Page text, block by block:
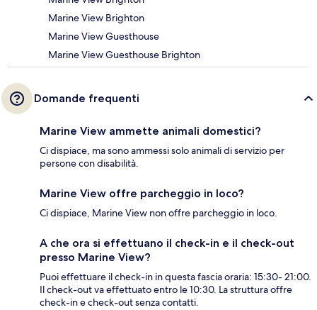
Marine View Brighton
Marine View Guesthouse
Marine View Guesthouse Brighton
Domande frequenti
Marine View ammette animali domestici?
Ci dispiace, ma sono ammessi solo animali di servizio per
persone con disabilità.
Marine View offre parcheggio in loco?
Ci dispiace, Marine View non offre parcheggio in loco.
A che ora si effettuano il check-in e il check-out
presso Marine View?
Puoi effettuare il check-in in questa fascia oraria: 15:30- 21:00.
Il check-out va effettuato entro le 10:30. La struttura offre
check-in e check-out senza contatti.